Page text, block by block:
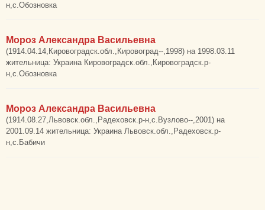
н,с.Обозновка
Мороз Александра Васильевна
(1914.04.14,Кировоградск.обл.,Кировоград--,1998) на 1998.03.11
жительница: Украина Кировоградск.обл.,Кировоградск.р-
н,с.Обозновка
Мороз Александра Васильевна
(1914.08.27,Львовск.обл.,Радеховск.р-н,с.Вузлово--,2001) на
2001.09.14 жительница: Украина Львовск.обл.,Радеховск.р-
н,с.Бабичи